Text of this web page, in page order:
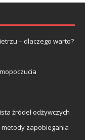
– dlaczego warto?
źródeł odżywczych
zapobiegania